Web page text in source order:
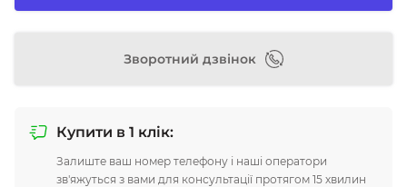
Зворотний дзвінок
Купити в 1 клік:
Залиште ваш номер телефону і наші оператори
зв'яжуться з вами для консультації протягом 15 хвилин